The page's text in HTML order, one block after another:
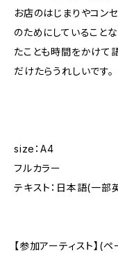
お店のはじまりやコン
のためにしていること
たことも時間をかけて
だけたらうれしいです。
size：A4
フルカラー
テキスト：日本語(一
【参加アーティスト】(